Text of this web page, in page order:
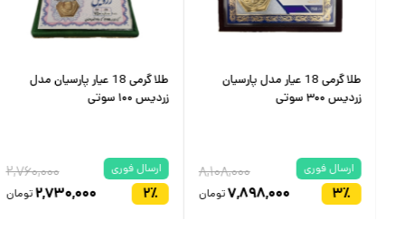
طلا گرمی 18 عیار مدل پارسیان
زردیس ۳۰۰ سوتی
ارسال فوری
۳٪
۸,۱۰۸,۰۰۰
۷,۸۹۸,۰۰۰تومان
طلا گرمی 18 عیار پارسیان مدل
زردیس ۱۰۰ سوتی
ارسال فوری
۲٪
۲,۷۶۰,۰۰۰
۲,۷۳۰,۰۰۰تومان